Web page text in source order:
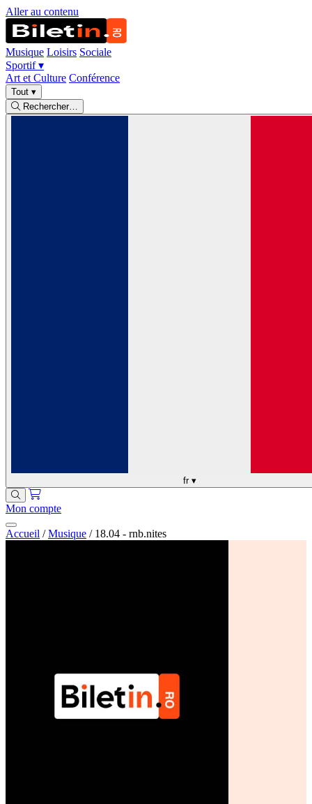
Aller au contenu
Musique Loisirs Sociale
Sportif▾
Art et Culture Conférence
Tout ▾
Rechercher…
fr ▾
Mon compte
Accueil / Musique / 18.04 - rnb.nites